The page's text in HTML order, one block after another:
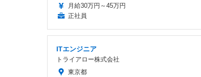
月給30万円～45万円
正社員
ITエンジニア
トライアロー株式会社
東京都